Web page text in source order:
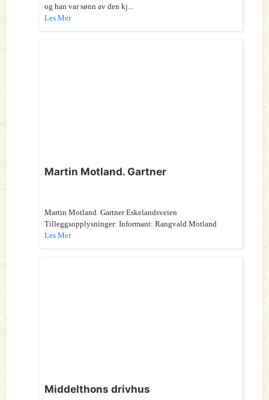
og han var sønn av den kj...
Les Mer
Martin Motland. Gartner
Martin Motland. Gartner Eskelandsveien
Tilleggsopplysninger: Informant: Rangvald Motland
Les Mer
Middelthons drivhus